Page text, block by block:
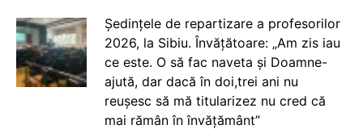
Ședințele de repartizare a profesorilor
2026, la Sibiu. Învățătoare: „Am zis iau
ce este. O să fac naveta și Doamne-
ajută, dar dacă în doi,trei ani nu
reușesc să mă titularizez nu cred că
mai rămân în învățământ”